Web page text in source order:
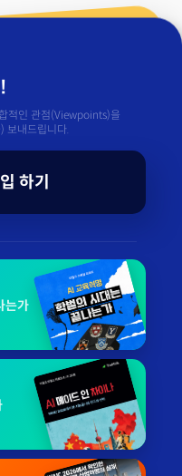
적인 관점(Viewpoints)을
보내드립니다.
하기
는가